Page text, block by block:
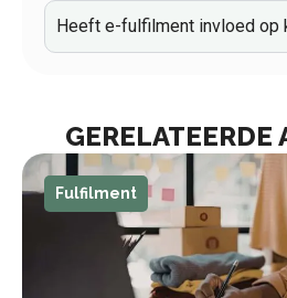
Heeft e-fulfilment invloed op
GERELATEERDE
Fulfilment